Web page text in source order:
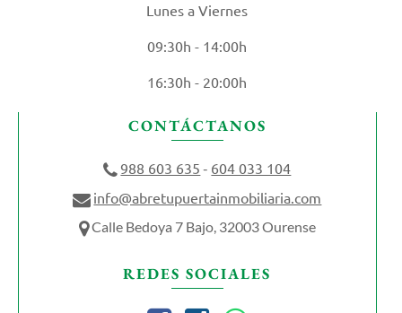
Lunes a Viernes
09:30h - 14:00h
16:30h - 20:00h
CONTÁCTANOS
988 603 635 - 604 033 104
info@abretupuertainmobiliaria.com
Calle Bedoya 7 Bajo, 32003 Ourense
REDES SOCIALES